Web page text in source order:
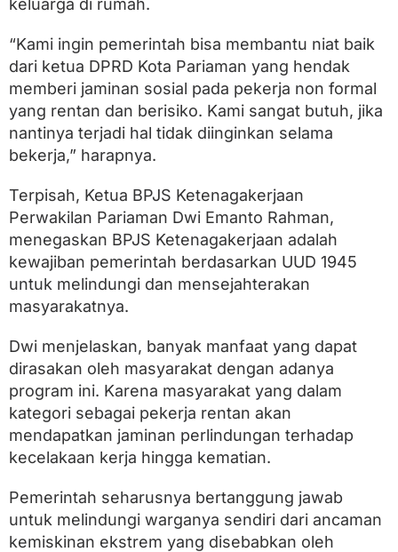
“Kami ingin pemerintah bisa membantu niat baik
dari ketua DPRD Kota Pariaman yang hendak
memberi jaminan sosial pada pekerja non formal
yang rentan dan berisiko. Kami sangat butuh, jika
nantinya terjadi hal tidak diinginkan selama
bekerja,” harapnya.
Terpisah, Ketua BPJS Ketenagakerjaan
Perwakilan Pariaman Dwi Emanto Rahman,
menegaskan BPJS Ketenagakerjaan adalah
kewajiban pemerintah berdasarkan UUD 1945
untuk melindungi dan mensejahterakan
masyarakatnya.
Dwi menjelaskan, banyak manfaat yang dapat
dirasakan oleh masyarakat dengan adanya
program ini. Karena masyarakat yang dalam
kategori sebagai pekerja rentan akan
mendapatkan jaminan perlindungan terhadap
kecelakaan kerja hingga kematian.
Pemerintah seharusnya bertanggung jawab
untuk melindungi warganya sendiri dari ancaman
kemiskinan ekstrem yang disebabkan oleh